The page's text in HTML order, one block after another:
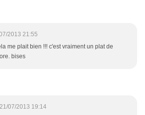
2013 21:55
me plait bien !!! c'est vraiment un plat de
bises
21/07/2013 19:14